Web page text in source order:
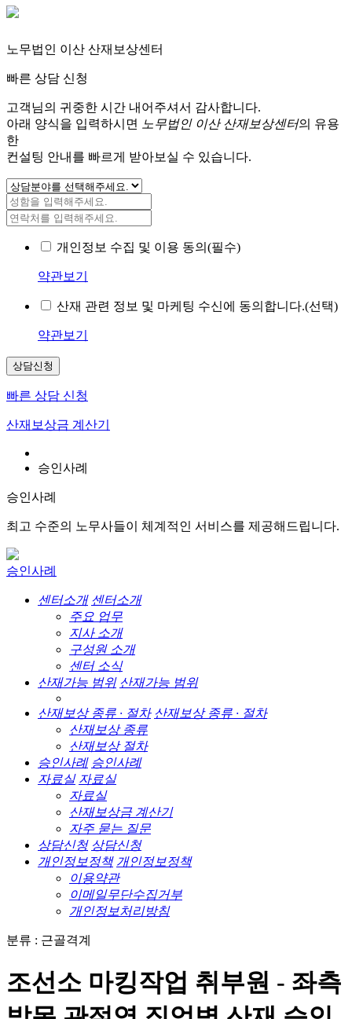
노무법인 이산 산재보상센터
빠른 상담 신청
고객님의 귀중한 시간 내어주셔서 감사합니다.
아래 양식을 입력하시면
노무법인 이산 산재보상센터의 유용
한
컨설팅 안내를 빠르게 받아보실 수 있습니다.
개인정보 수집 및 이용 동의(필수)
약관보기
산재 관련 정보 및 마케팅 수신에 동의합니다.(선택)
약관보기
상담신청
빠른 상담 신청
산재보상금 계산기
승인사례
승인사례
최고 수준의 노무사들이 체계적인 서비스를 제공해드립니다.
승인사례
센터소개 센터소개
주요 업무
지사 소개
구성원 소개
센터 소식
산재가능 범위 산재가능 범위
산재보상 종류 · 절차 산재보상 종류 · 절차
산재보상 종류
산재보상 절차
승인사례 승인사례
자료실 자료실
자료실
산재보상금 계산기
자주 묻는 질문
상담신청 상담신청
개인정보정책 개인정보정책
이용약관
이메일무단수집거부
개인정보처리방침
분류 : 근골격계
조선소 마킹작업 취부원 - 좌측